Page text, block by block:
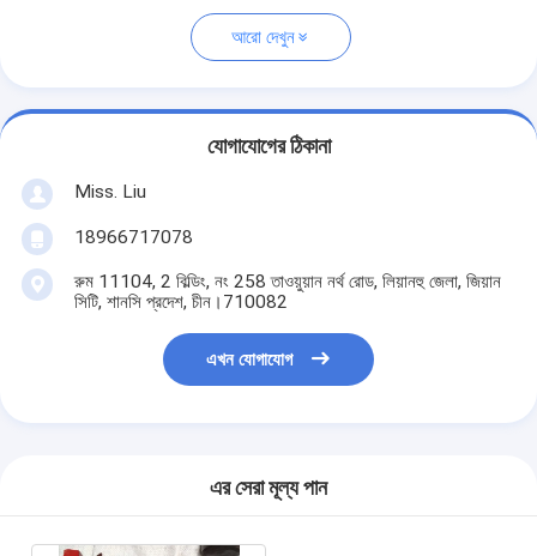
আরো দেখুন
যোগাযোগের ঠিকানা
Miss. Liu
18966717078
রুম 11104, 2 বিল্ডিং, নং 258 তাওয়ুয়ান নর্থ রোড, লিয়ানহু জেলা, জিয়ান
সিটি, শানসি প্রদেশ, চীন।710082
এখন যোগাযোগ
এর সেরা মূল্য পান